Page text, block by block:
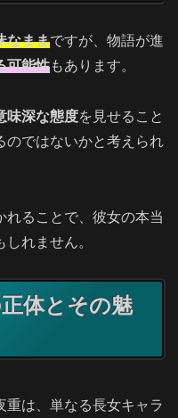
なままですが、物語が進
可能性もあります。
味深な態度を見せること
のではないかと考えられ
れることで、彼女の本当
れません。
体とその魅
重は、単なる長女キャラ